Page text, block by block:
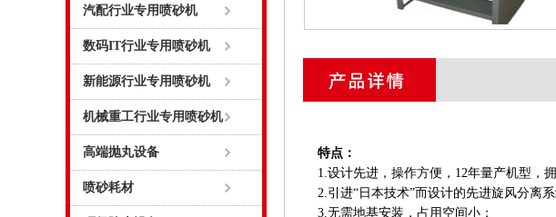
汽配行业专用喷砂机
数码IT行业专用喷砂机
新能源行业专用喷砂机
机械重工行业专用喷砂机
高端抛丸设备
喷砂耗材
特点：
1.设计先进，操作方便，12年量产机型，
2.引进“日本技术”而设计的先进旋风分离
3.无需地基安装，占用空间小；